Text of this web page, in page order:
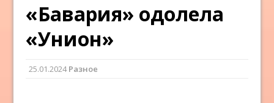
«Бавария» одолела
«Унион»
25.01.2024Разное